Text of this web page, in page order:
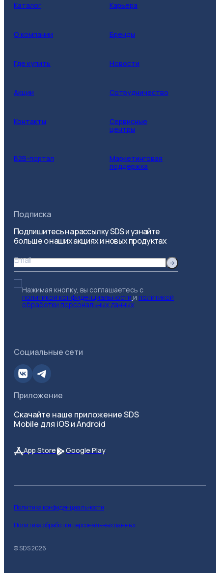
Каталог Карьера
О компании Бренды
Где купить Новости
Акции Сотрудничество
Контакты
Сервисные
центры
B2B-портал
Маркетинговая
поддержка
Подписка
Подпишитесь на рассылку SDS и узнайте
больше о наших акциях и новых продуктах
Email
Нажимая кнопку, вы соглашаетесь с
политикой конфиденциальности и политикой
обработки персональных данных
Социальные сети
Приложение
Скачайте наше приложение SDS
Mobile для iOS и Android
App Store Google Play
© SDS2026
Политика конфиденциальности
Политика обработки персональных данных